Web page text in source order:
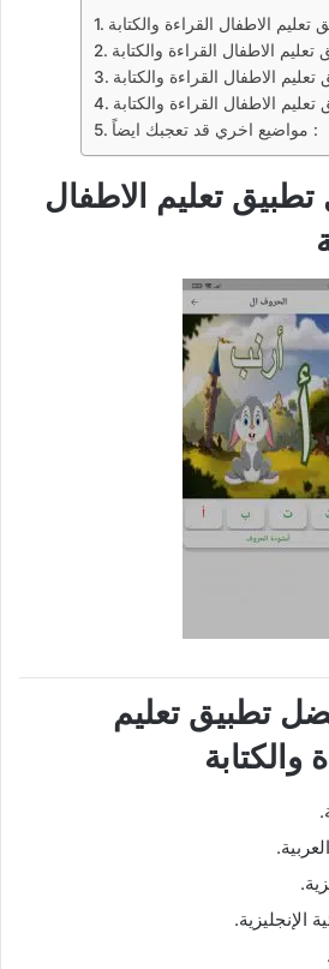
الاطفال القراءة والكتابة
الاطفال القراءة والكتابة
الاطفال القراءة والكتابة
الاطفال القراءة والكتابة
مواضيع اخري قد تعجبك ايضاً :
تعليم الاطفال
تطبيق تعليم
والكتابة
الإنجليزية.